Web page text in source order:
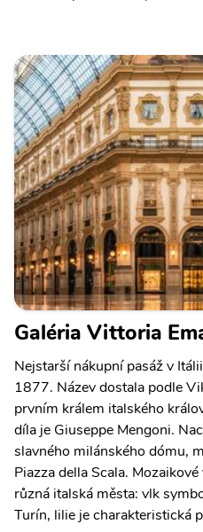
Galéria Vittoria
Nejstarší nákupní pasáž v
1877. Název dostala podle
prvním králem italského
díla je Giuseppe Mengoni.
slavného milánského dómu,
Piazza della Scala.
různá italská města: vlk
Turín, lilie je charakteristická